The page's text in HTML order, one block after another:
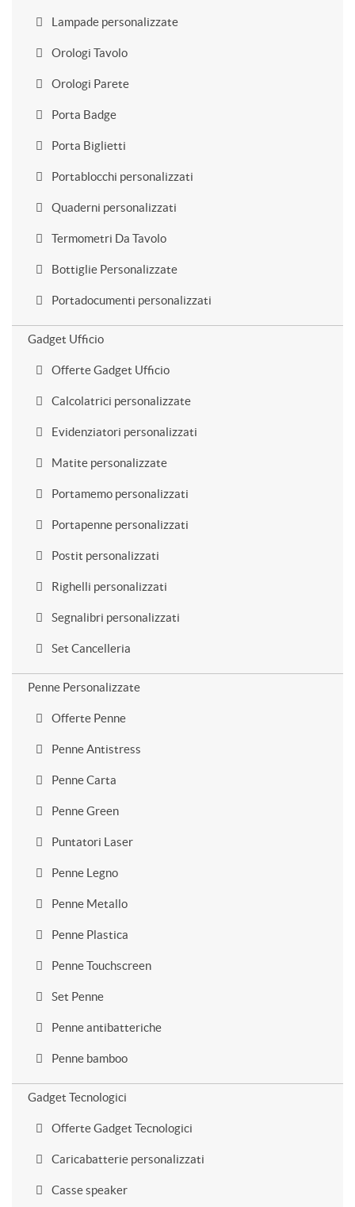
Lampade personalizzate
Orologi Tavolo
Orologi Parete
Porta Badge
Porta Biglietti
Portablocchi personalizzati
Quaderni personalizzati
Termometri Da Tavolo
Bottiglie Personalizzate
Portadocumenti personalizzati
Gadget Ufficio
Offerte Gadget Ufficio
Calcolatrici personalizzate
Evidenziatori personalizzati
Matite personalizzate
Portamemo personalizzati
Portapenne personalizzati
Postit personalizzati
Righelli personalizzati
Segnalibri personalizzati
Set Cancelleria
Penne Personalizzate
Offerte Penne
Penne Antistress
Penne Carta
Penne Green
Puntatori Laser
Penne Legno
Penne Metallo
Penne Plastica
Penne Touchscreen
Set Penne
Penne antibatteriche
Penne bamboo
Gadget Tecnologici
Offerte Gadget Tecnologici
Caricabatterie personalizzati
Casse speaker